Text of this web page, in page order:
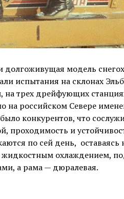
долгоживущая модель
испытания на склонах
на трех дрейфующих
на российском Севере
конкурентов, что
проходимость и
по сей день, оставаясь
охлаждением,
а рама — дюралевая.